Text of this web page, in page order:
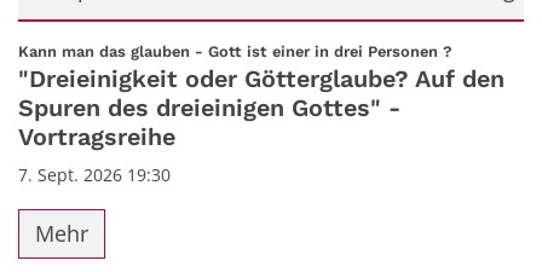
Datum: 7. September 2026
Kann man das glauben - Gott ist einer in drei Personen ?
"Dreieinigkeit oder Götterglaube? Auf den
Spuren des dreieinigen Gottes" -
Vortragsreihe
7. Sept. 2026 19:30
Mehr